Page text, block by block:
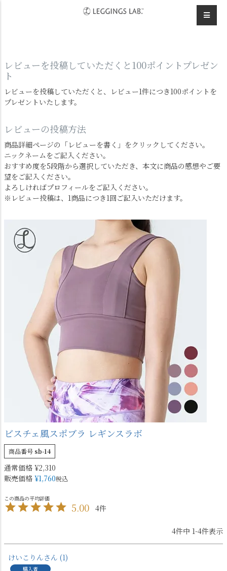
ビスチェ風スポブラ レギンスラボのレビュー
レビューを投稿していただくと100ポイントプレゼン
ト
レビューを投稿していただくと、レビュー1件につき100ポイントを
プレゼントいたします。
レビューの投稿方法
商品詳細ページの「レビューを書く」をクリックしてください。
ニックネームをご記入ください。
おすすめ度を5段階から選択していただき、本文に商品の感想やご要
望をご記入ください。
よろしければプロフィールをご記入ください。
※レビュー投稿は、1商品につき1回ご記入いただけます。
ビスチェ風スポブラ レギンスラボ
商品番号 sb-14
通常価格 ¥2,310
販売価格 ¥1,760税込
5.00 4
4件中 1-4件表示
けいこりん 1
購入者